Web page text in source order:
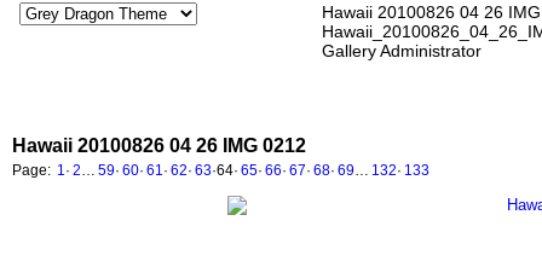
Hawaii 20100826 04 26
Gallery Administrator
Hawaii 20100826 04 26 IMG 0212
Page: 1 · 2 59· 60· 61 · 62· 63·64· 65· 66· 67· 68· 69 132· 133